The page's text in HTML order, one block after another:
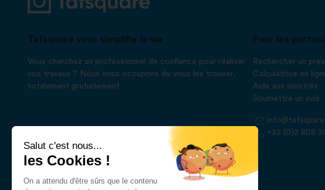
Tafsquare vous simplifie la vie
Vous cherchez un professionnel de confiance pour réaliser
vos travaux ? Nous nous occupons de vous les trouver,
totalement gratuitement.
Pour les
Rechercher un
Calculatrice en
Aide aux sinistrés
Soumettre un avis
+32 (0)2 808
Salut c'est nous...
les Cookies !
On a attendu d'être sûrs que le contenu